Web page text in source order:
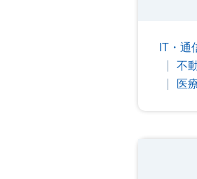
IT・通
不
医